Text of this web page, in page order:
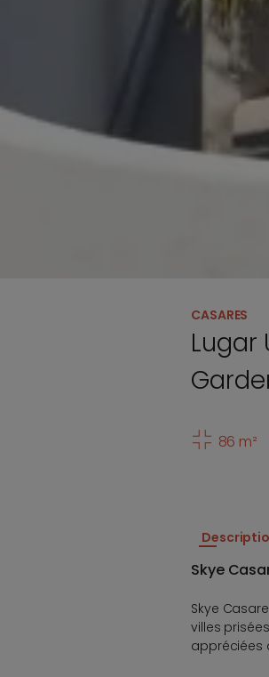
CASARES
Lugar
86 m²
Skye
Skye
villes
appréciées